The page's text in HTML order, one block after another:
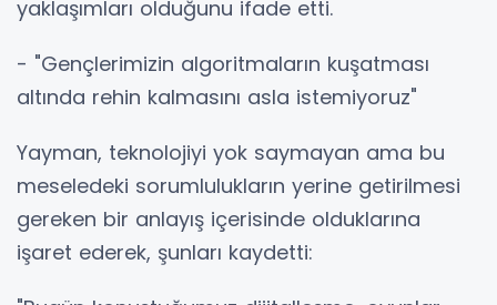
yaklaşımları olduğunu ifade etti.
- "Gençlerimizin algoritmaların kuşatması
altında rehin kalmasını asla istemiyoruz"
Yayman, teknolojiyi yok saymayan ama bu
meseledeki sorumlulukların yerine getirilmesi
gereken bir anlayış içerisinde olduklarına
işaret ederek, şunları kaydetti: